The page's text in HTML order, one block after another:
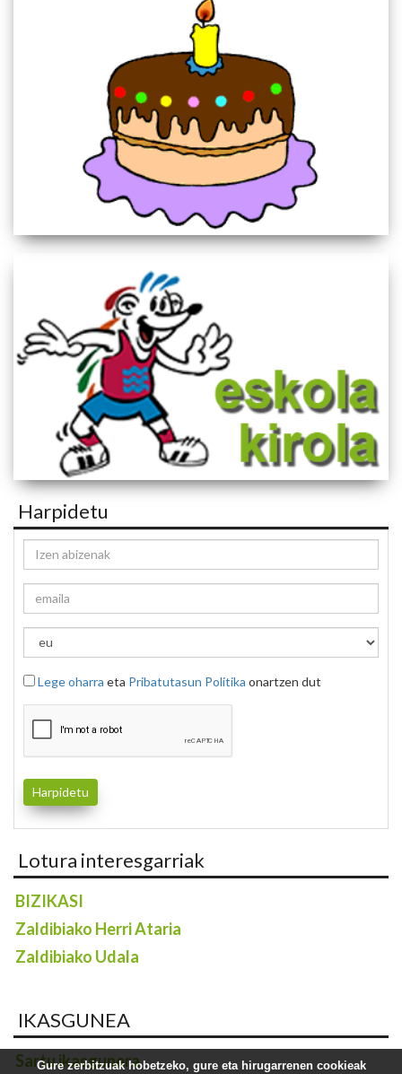
Harpidetu
Lege oharra eta Pribatutasun Politika onartzen dut
Lotura interesgarriak
BIZIKASI
Zaldibiako Herri Ataria
Zaldibiako Udala
IKASGUNEA
Sartu ikasgunera
Gure zerbitzuak hobetzeko, gure eta hirugarrenen cookieak